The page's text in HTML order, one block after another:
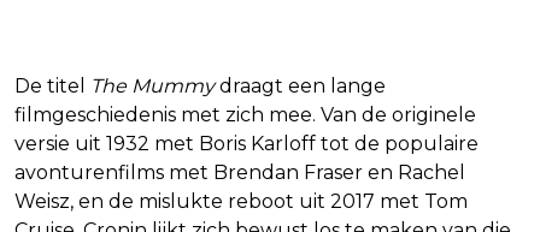
De titel The Mummydraagt een lange
filmgeschiedenis met zich mee. Van de originele
versie uit 1932 met Boris Karloff tot de populaire
avonturenfilms met Brendan Fraser en Rachel
Weisz, en de mislukte reboot uit 2017 met Tom